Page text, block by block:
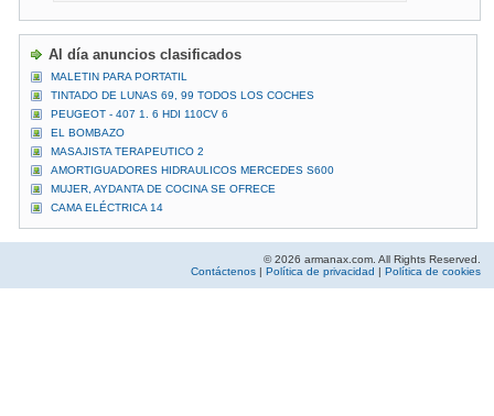
Al día anuncios clasificados
MALETIN PARA PORTATIL
TINTADO DE LUNAS 69, 99 TODOS LOS COCHES
PEUGEOT - 407 1. 6 HDI 110CV 6
EL BOMBAZO
MASAJISTA TERAPEUTICO 2
AMORTIGUADORES HIDRAULICOS MERCEDES S600
MUJER, AYDANTA DE COCINA SE OFRECE
CAMA ELÉCTRICA 14
© 2026 armanax.com. All Rights Reserved.
Contáctenos | Política de privacidad | Política de cookies